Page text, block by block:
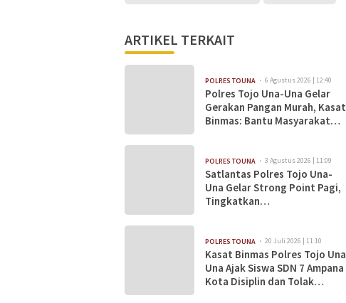
ARTIKEL TERKAIT
POLRES TOUNA 6 Agustus 2026 | 12:40
Polres Tojo Una-Una Gelar
Gerakan Pangan Murah, Kasat
Binmas: Bantu Masyarakat
POLRES TOUNA 3 Agustus 2026 | 11:09
Satlantas Polres Tojo Una-
Una Gelar Strong Point Pagi,
Tingkatkan
POLRES TOUNA 20 Juli 2026 | 11:10
Kasat Binmas Polres Tojo Una
Una Ajak Siswa SDN 7 Ampana
Kota Disiplin dan Tolak